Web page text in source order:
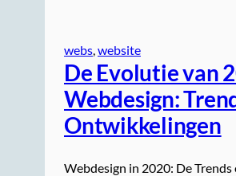
webs website
De Evolutie van
Webdesign:
Ontwikkelingen
Webdesign in 2020: De Trends